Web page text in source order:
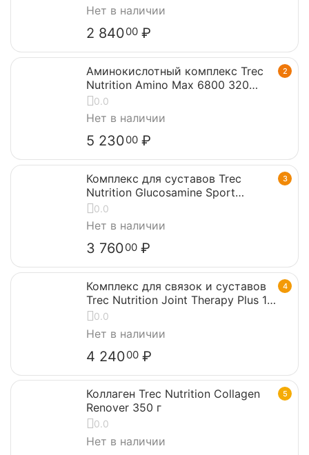
Нет в наличии
2 84000 ₽
2
Аминокислотный комплекс Trec
Nutrition Amino Max 6800 320
капсул
0.0
Нет в наличии
5 23000 ₽
3
Комплекс для суставов Trec
Nutrition Glucosamine Sport
Complex 180 капсул
0.0
Нет в наличии
3 76000 ₽
4
Комплекс для связок и суставов
Trec Nutrition Joint Therapy Plus 120
капсул
0.0
Нет в наличии
4 24000 ₽
5
Коллаген Trec Nutrition Collagen
Renover 350 г
0.0
Нет в наличии